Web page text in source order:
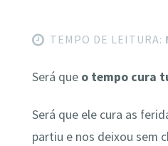
TEMPO DE LEITURA:
Será que o tempo cura
Será que ele cura as
partiu e nos deixou sem